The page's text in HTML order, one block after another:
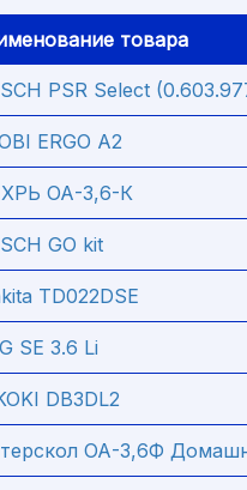
товара
PSR Select
ERGO A2
ОА-3,6-К
GO kit
TD022DSE
SE 3.6 Li
DB3DL2
ОА-3,6Ф